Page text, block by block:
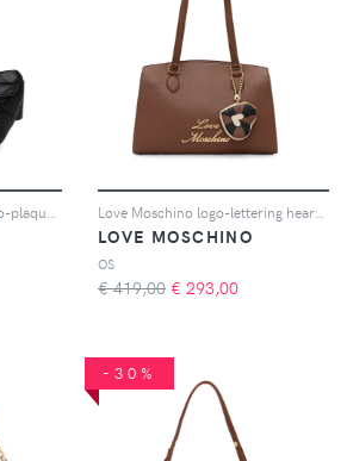
LOVE MOSCHINO
OS
€ 419,00 € 293,00
-30%